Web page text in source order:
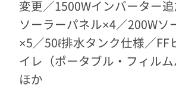
変更／1500Wインバーター
ソーラーパネル×4／200Wソ
×5／50ℓ排水タンク仕様／FF
イレ（ポータブル・フィルム
ほか